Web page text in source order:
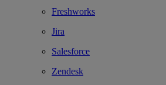
Freshworks
Jira
Salesforce
Zendesk